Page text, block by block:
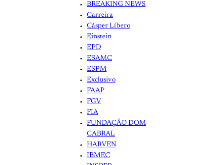
BREAKING NEWS
Carreira
Cásper Líbero
Einstein
EPD
ESAMC
ESPM
Exclusivo
FAAP
FGV
FIA
FUNDAÇÃO DOM
CABRAL
HARVEN
IBMEC